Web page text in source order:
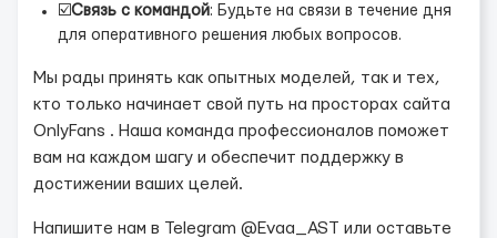
☑️Связь с командой: Будьте на связи в течение дня
для оперативного решения любых вопросов.
Мы рады принять как опытных моделей, так и тех,
кто только начинает свой путь на просторах сайта
OnlyFans . Наша команда профессионалов поможет
вам на каждом шагу и обеспечит поддержку в
достижении ваших целей.
Напишите нам в Telegram @Evaa_AST или оставьте